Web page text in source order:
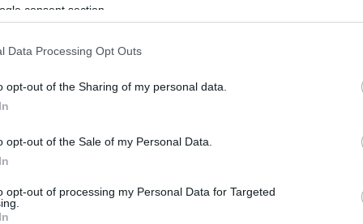
consent section.
Data Processing Opt Outs
opt-out of the Sharing of my personal data.
opt-out of the Sale of my Personal Data.
opt-out of processing my Personal Data for Targeted